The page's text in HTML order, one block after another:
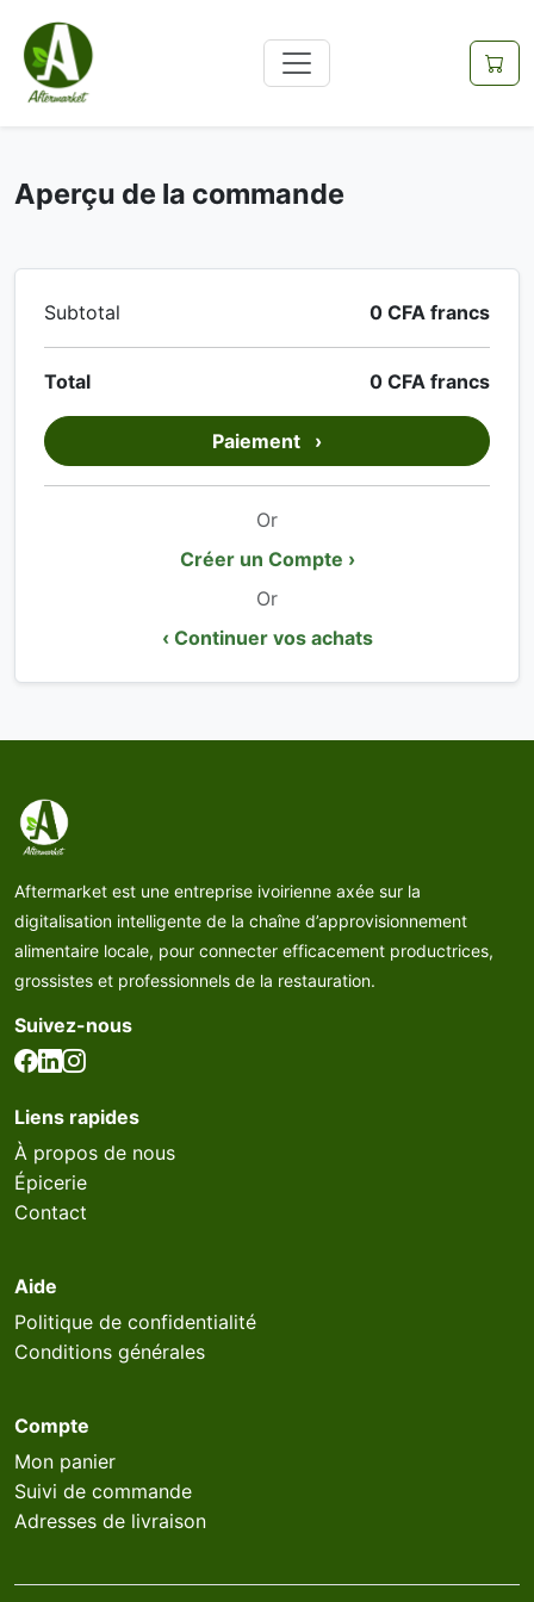
Aperçu de la commande
Subtotal 0 CFA francs
Total 0 CFA francs
Paiement ›
Or
Créer un Compte ›
Or
‹ Continuer vos achats
Aftermarket est une entreprise ivoirienne axée sur la
digitalisation intelligente de la chaîne d’approvisionnement
alimentaire locale, pour connecter efficacement productrices,
grossistes et professionnels de la restauration.
Suivez-nous
Liens rapides
À propos de nous
Épicerie
Contact
Aide
Politique de confidentialité
Conditions générales
Compte
Mon panier
Suivi de commande
Adresses de livraison